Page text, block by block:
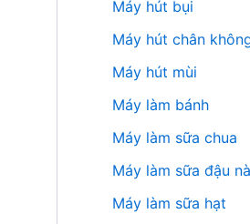
Máy hút bụi
Máy hút chân
Máy hút mùi
Máy làm bánh
Máy làm sữa chua
Máy làm sữa đậu
Máy làm sữa hạt